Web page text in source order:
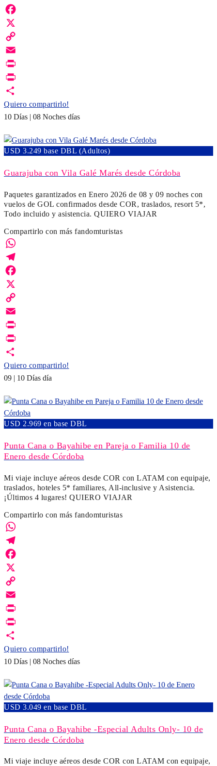
Telegram
Facebook
X
Copy
Link
Email
Print
PrintFriendly
Quiero compartirlo!
10 Días | 08 Noches días
USD 3.249 base DBL (Adultos)
Guarajuba con Vila Galé Marés desde Córdoba
Paquetes garantizados en Enero 2026 de 08 y 09 noches con
vuelos de GOL confirmados desde COR, traslados, resort 5*,
Todo incluido y asistencia. QUIERO VIAJAR
Compartirlo con más fandomturistas
WhatsApp
Telegram
Facebook
X
Copy
Link
Email
Print
PrintFriendly
Quiero compartirlo!
09 | 10 Días día
USD 2.969 en base DBL
Punta Cana o Bayahibe en Pareja o Familia 10 de
Enero desde Córdoba
Mi viaje incluye aéreos desde COR con LATAM con equipaje,
traslados, hoteles 5* familiares, All-inclusive y Asistencia.
¡Últimos 4 lugares! QUIERO VIAJAR
Compartirlo con más fandomturistas
WhatsApp
Telegram
Facebook
X
Copy
Link
Email
Print
PrintFriendly
Quiero compartirlo!
10 Días | 08 Noches días
USD 3.049 en base DBL
Punta Cana o Bayahibe -Especial Adults Only- 10 de
Enero desde Córdoba
Mi viaje incluye aéreos desde COR con LATAM con equipaje,